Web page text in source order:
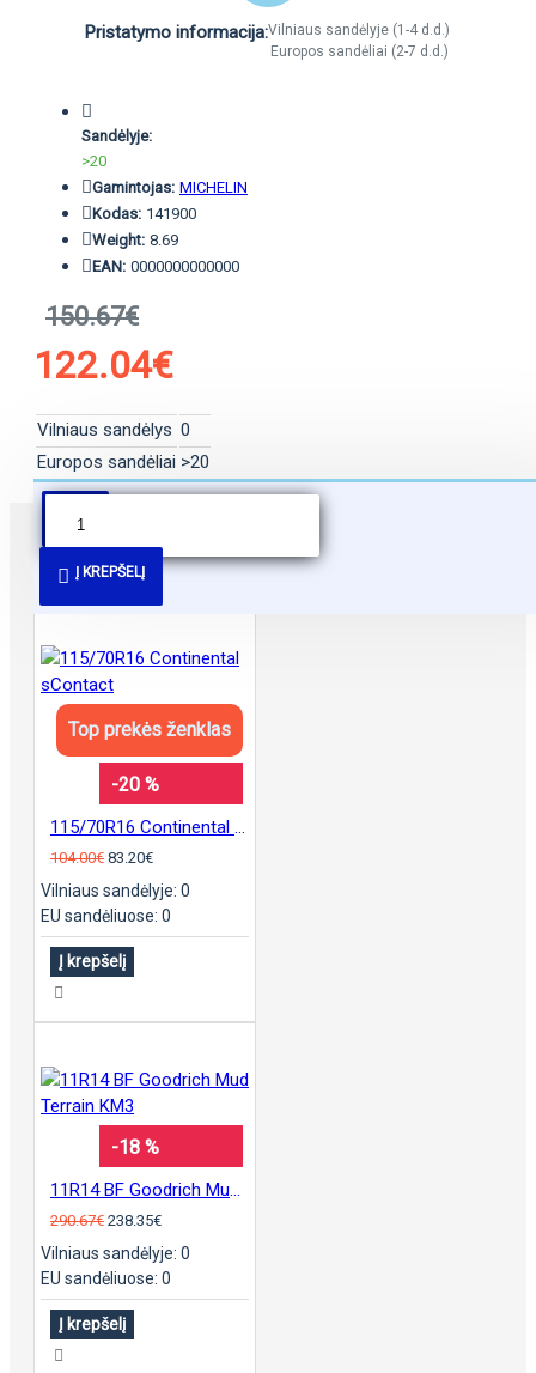
Pristatymo informacija:Vilniaus sandėlyje (1-4 d.d.)
Europos sandėliai (2-7 d.d.)
Sandėlyje:
>20
Gamintojas: MICHELIN
Kodas: 141900
Weight: 8.69
EAN: 0000000000000
150.67€
122.04€
Vilniaus sandėlys 0
Europos sandėliai >20
Į KREPŠELĮ
PANAŠŪS PASIŪLYMAI
Top prekės ženklas
-20 %
104.00€ 83.20€
Vilniaus sandėlyje: 0
EU sandėliuose: 0
Į krepšelį
-18 %
290.67€ 238.35€
Vilniaus sandėlyje: 0
EU sandėliuose: 0
Į krepšelį